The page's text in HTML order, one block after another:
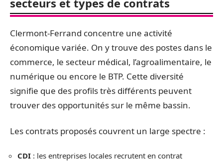
secteurs et types de contrats
Clermont-Ferrand concentre une activité
économique variée. On y trouve des postes dans le
commerce, le secteur médical, l’agroalimentaire, le
numérique ou encore le BTP. Cette diversité
signifie que des profils très différents peuvent
trouver des opportunités sur le même bassin.
Les contrats proposés couvrent un large spectre :
CDI : les entreprises locales recrutent en contrat